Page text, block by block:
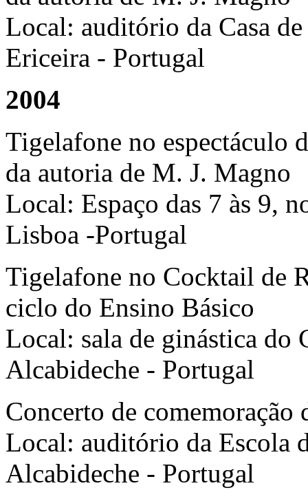
Local: auditório da Casa
Ericeira - Portugal
2004
Tigelafone no espectáculo
da autoria de M. J. Magno
Local: Espaço das 7 às 9,
Lisboa -Portugal
Tigelafone no Cocktail de
ciclo do Ensino Básico
Local: sala de ginástica
Alcabideche - Portugal
Concerto de comemoração
Local: auditório da Escola
Alcabideche - Portugal